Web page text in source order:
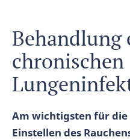
Behandlung
chronischen
Am wichtigsten für die
Einstellen des